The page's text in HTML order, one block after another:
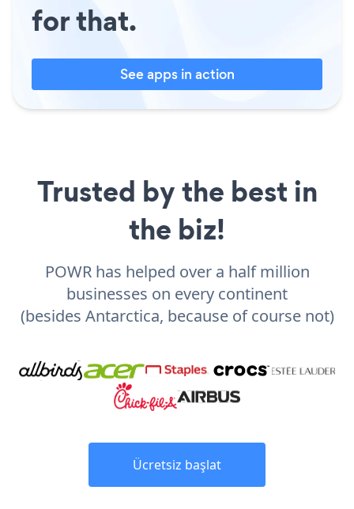
for that.
See apps in action
Trusted by the best in
the biz!
POWR has helped over a half million
businesses on every continent
(besides Antarctica, because of course not)
Ücretsiz başlat